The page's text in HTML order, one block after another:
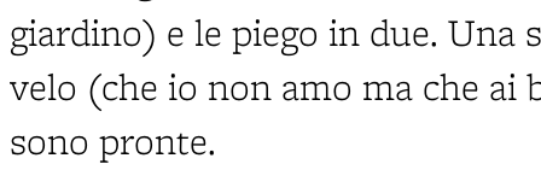
giardino) e le piego in due. Una
velo (che io non amo ma che ai
sono pronte.